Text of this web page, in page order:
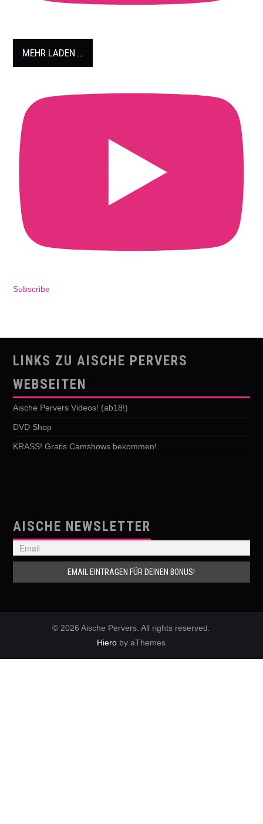
MEHR LADEN …
Subscribe
LINKS ZU AISCHE PERVERS
WEBSEITEN
Aische Pervers Videos! (ab18!)
DVD Shop
KRASS! Gratis Camshows bekommen!
AISCHE NEWSLETTER
© 2026 Aische Pervers. All rights reserved.
Hiero by aThemes